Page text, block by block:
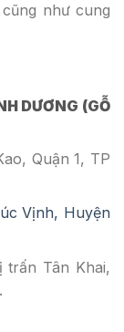
như cung
DƯƠNG (GỖ
Quận 1, TP
Vịnh, Huyện
Tân Khai,